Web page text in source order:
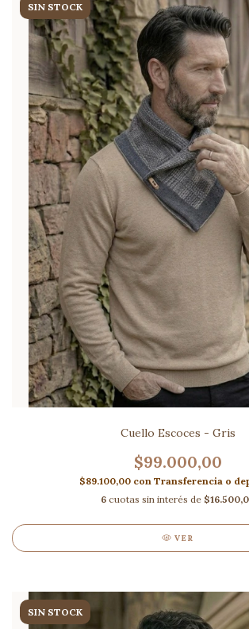
SIN STOCK
Cuello Escoces - Gris
$99.000,00
$89.100,00 con Transferencia o
6 cuotas sin interés de
VER
SIN STOCK